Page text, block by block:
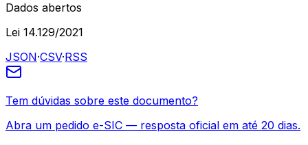
Dados abertos
Lei 14.129/2021
JSON·CSV·RSS
Tem dúvidas sobre este documento?
Abra um pedido e-SIC — resposta oficial em até 20 dias.